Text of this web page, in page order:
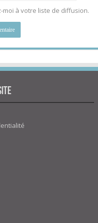
moi à votre liste de diffusion.